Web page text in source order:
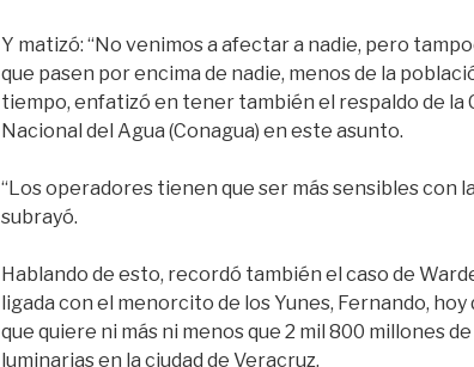
Y matizó: “No venimos a afectar a nadie, pero
que pasen por encima de nadie, menos de la
tiempo, enfatizó en tener también el respaldo de la
Nacional del Agua (Conagua) en este asunto.
“Los operadores tienen que ser más sensibles con
subrayó.
Hablando de esto, recordó también el caso de
ligada con el menorcito de los Yunes, Fernando, hoy
que quiere ni más ni menos que 2 mil 800 millones
luminarias en la ciudad de Veracruz.